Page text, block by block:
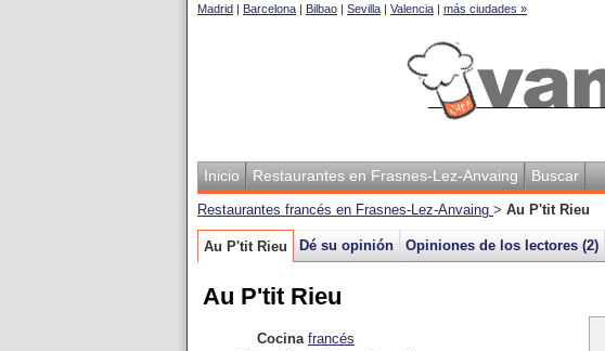
Madrid | Barcelona | Bilbao | Sevilla | Valencia | más ciudades »
Inicio Restaurantes en Frasnes-Lez-Anvaing Buscar
Restaurantes francés en Frasnes-Lez-Anvaing > Au P'tit Rieu
Au P'tit Rieu Dé su opinión Opiniones de los lectores (2)
Au P'tit Rieu
Cocina francés